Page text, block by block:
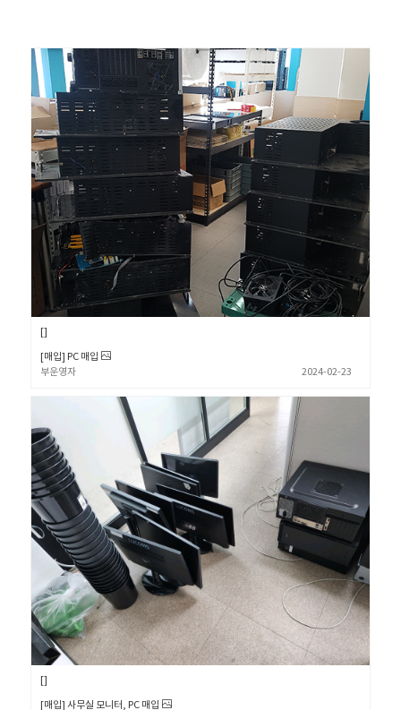
[매입] PC 매입
부운영자
2024-02-23
[매입] 사무실 모니터, PC 매입